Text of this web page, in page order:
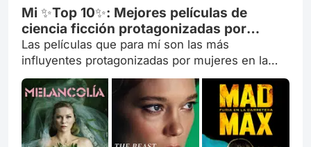
Mi ✨Top 10✨: Mejores películas de
ciencia ficción protagonizadas por
mujeres
Las películas que para mí son las más
influyentes protagonizadas por mujeres en la
ciencia ficción.